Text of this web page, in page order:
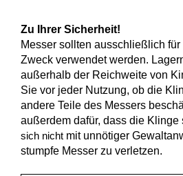
Zu Ihrer Sicherheit!
Messer sollten ausschließlich
Zweck verwendet werden.
außerhalb der Reichweite von
Sie vor jeder Nutzung, ob die
andere Teile des Messers
außerdem dafür, dass die Klinge
sich nicht mit unnötiger
stumpfe Messer zu verletzen.